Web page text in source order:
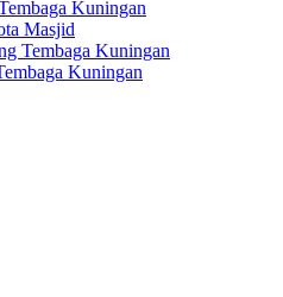
Kuningan
Masjid
Tembaga Kuningan
Kuningan